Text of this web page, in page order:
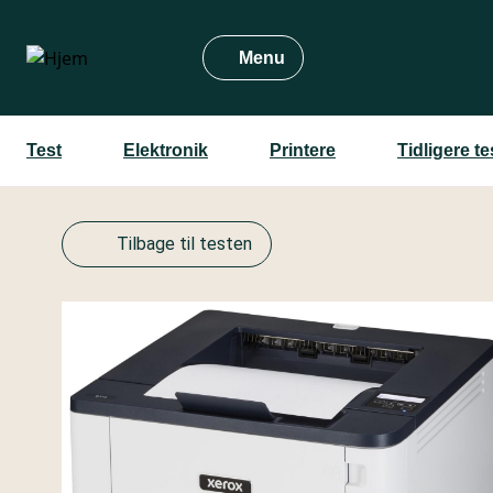
hovedindhold
Menu
Test Elektronik Printere Tidligere
Tilbage til testen